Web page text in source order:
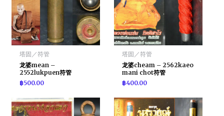
塔固／符管
龙婆mean –
2552lukpuen符管
฿500.00
塔固／符管
龙婆cheam – 2562kaeo
mani chot符管
฿400.00